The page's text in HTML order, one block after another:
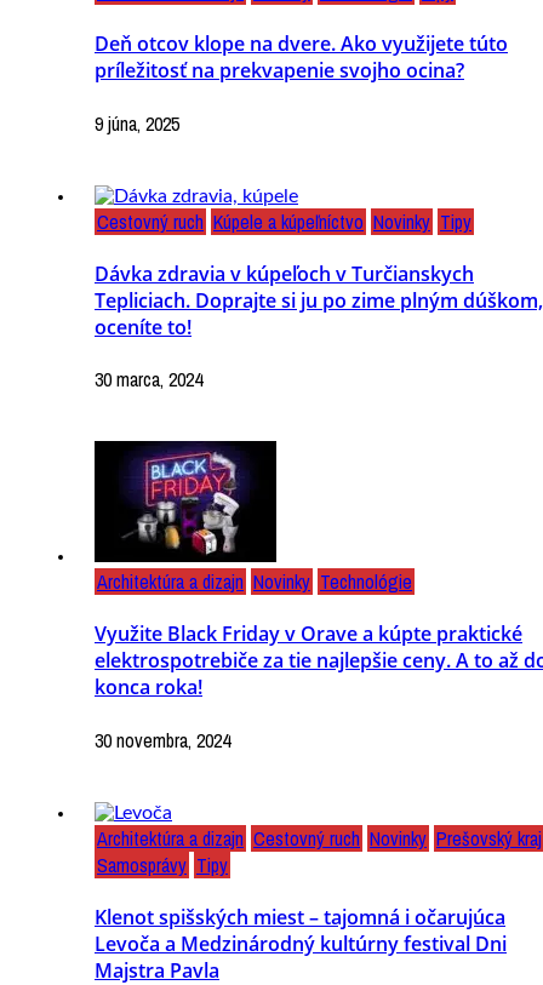
Deň otcov klope na dvere. Ako využijete túto
príležitosť na prekvapenie svojho ocina?
9 júna, 2025
Cestovný ruch Kúpele a kúpeľníctvo Novinky Tipy
Dávka zdravia v kúpeľoch v Turčianskych
Tepliciach. Doprajte si ju po zime plným dúškom,
oceníte to!
30 marca, 2024
Architektúra a dizajn Novinky Technológie
Využite Black Friday v Orave a kúpte praktické
elektrospotrebiče za tie najlepšie ceny. A to až
konca roka!
30 novembra, 2024
Architektúra a dizajn Cestovný ruch Novinky Prešovský kraj
Samosprávy Tipy
Klenot spišských miest – tajomná i očarujúca
Levoča a Medzinárodný kultúrny festival Dni
Majstra Pavla